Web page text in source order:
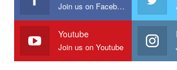
Join us on Facebook
Youtube
Join us on Youtube